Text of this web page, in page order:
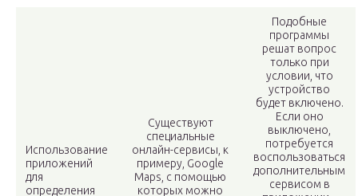
Использование
приложений
для
определения
Существуют
специальные
онлайн-сервисы, к
примеру, Google
Maps, с помощью
которых можно
Подобные
программы
решат вопрос
только при
условии, что
устройство
будет включено.
Если оно
выключено,
потребуется
воспользоваться
дополнительным
сервисом в